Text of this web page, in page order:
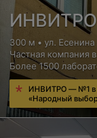
ИНВИТРО
300 м • ул. Есенина
Частная компания
Более 1500
сервис для
ИНВИТРО — №1 в
«Народный